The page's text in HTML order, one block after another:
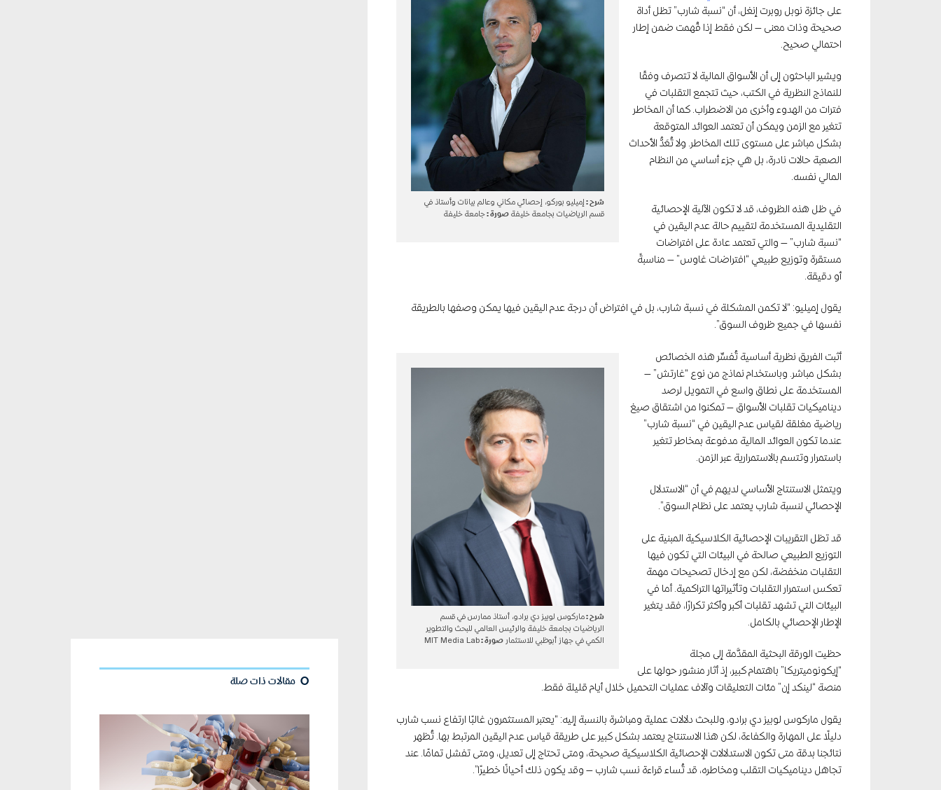
شرح : إميليو بوركو، إحصائي مكاني وعالم بيانات وأستاذ في
قسم الرياضيات بجامعة خليفة صورة :جامعة خليفة
على جائزة نوبل روبرت إنغل، أن “نسبة شارب” تظل أداة
صحيحة وذات معنى — لكن فقط إذا فُهمت ضمن إطار
احتمالي صحيح.
ويشير الباحثون إلى أن الأسواق المالية لا تتصرف وفقًا
للنماذج النظرية في الكتب، حيث تتجمع التقلبات في
فترات من الهدوء وأخرى من الاضطراب. كما أن المخاطر
تتغير مع الزمن ويمكن أن تعتمد العوائد المتوقعة
بشكل مباشر على مستوى تلك المخاطر. ولا تُعَدُّ الأحداث
الصعبة حالات نادرة، بل هي جزء أساسي من النظام
المالي نفسه.
في ظل هذه الظروف، قد لا تكون الآلية الإحصائية
التقليدية المستخدمة لتقييم حالة عدم اليقين في
“نسبة شارب” — والتي تعتمد عادة على افتراضات
مستقرة وتوزيع طبيعي “افتراضات غاوس” — مناسبةً
أو دقيقة.
يقول إميليو: “لا تكمن المشكلة في نسبة شارب، بل في افتراض أن درجة عدم اليقين فيها يمكن وصفها بالطريقة
نفسها في جميع ظروف السوق”.
شرح :ماركوس لوبيز دي برادو، أستاذ ممارس في قسم
الرياضيات بجامعة خليفة والرئيس العالمي للبحث والتطوير
الكمي في جهاز أبوظبي للاستثمار صورة :MIT Media Lab
أثبت الفريق نظرية أساسية تُفسِّر هذه الخصائص
بشكل مباشر. وباستخدام نماذج من نوع “غارتش” —
المستخدمة على نطاق واسع في التمويل لرصد
ديناميكيات تقلبات الأسواق — تمكنوا من اشتقاق صيغ
رياضية مغلقة لقياس عدم اليقين في “نسبة شارب”
عندما تكون العوائد المالية مدفوعة بمخاطر تتغير
باستمرار وتتسم بالاستمرارية عبر الزمن.
ويتمثل الاستنتاج الأساسي لديهم في أن “الاستدلال
الإحصائي لنسبة شارب يعتمد على نظام السوق”.
قد تظل التقريبات الإحصائية الكلاسيكية المبنية على
التوزيع الطبيعي صالحة في البيئات التي تكون فيها
التقلبات منخفضة، لكن مع إدخال تصحيحات مهمة
تعكس استمرار التقلبات وتأثيراتها التراكمية. أما في
البيئات التي تشهد تقلبات أكبر وأكثر تكرارًا، فقد يتغير
الإطار الإحصائي بالكامل.
حظيت الورقة البحثية المقدَّمة إلى مجلة
“إيكونوميتريكا” باهتمام كبير، إذ أثار منشور حولها على
منصة “لينكد إن” مئات التعليقات وآلاف عمليات التحميل خلال أيام قليلة فقط.
يقول ماركوس لوبيز دي برادو، وللبحث دلالات عملية ومباشرة بالنسبة إليه: “يعتبر المستثمرون غالبًا ارتفاع نسب شارب
دليلًا على المهارة والكفاءة، لكن هذا الاستنتاج يعتمد بشكل كبير على طريقة قياس عدم اليقين المرتبط بها. تُظهر
نتائجنا بدقة متى تكون الاستدلالات الإحصائية الكلاسيكية صحيحة، ومتى تحتاج إلى تعديل، ومتى تفشل تمامًا. عند
تجاهل ديناميكيات التقلب ومخاطره، قد تُساء قراءة نسب شارب — وقد يكون ذلك أحيانًا خطيرًا”.
¢ مقالات ذات صلة